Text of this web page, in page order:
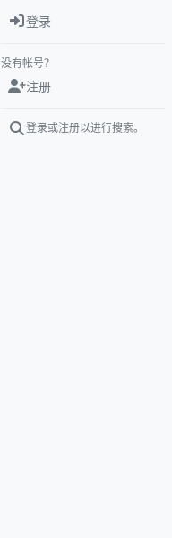
登录
没有帐号？
注册
登录或注册以进行搜索。